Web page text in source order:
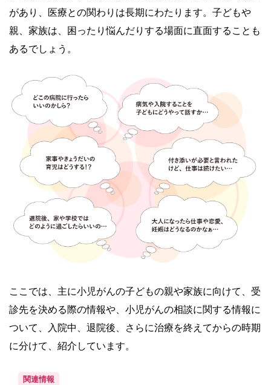
があり、医療との関わりは長期にわたります。子どもや
親、家族は、困ったり悩んだりする場面に直面することも
あるでしょう。
ここでは、主に小児がんの子どもの親や家族に向けて、受
診先を決める際の情報や、小児がんの相談に関する情報に
ついて、入院中、退院後、さらに治療を終えてからの時期
に分けて、紹介しています。
関連情報